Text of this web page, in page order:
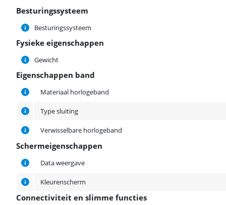
Besturingssysteem
Besturingssysteem
Besturingssysteem
Fysieke eigenschappen
Fysieke eigenschappen
Gewicht
Eigenschappen band
Eigenschappen band
Materiaal horlogeband
Type sluiting
Verwisselbare horlogeband
Schermeigenschappen
Schermeigenschappen
Data weergave
Kleurenscherm
Connectiviteit en slimme functies